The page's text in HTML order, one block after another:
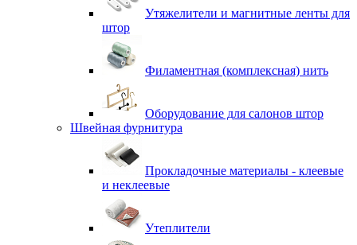
Утяжелители и магнитные ленты для
штор
Филаментная (комплексная) нить
Оборудование для салонов штор
Швейная фурнитура
Прокладочные материалы - клеевые
и неклеевые
Утеплители